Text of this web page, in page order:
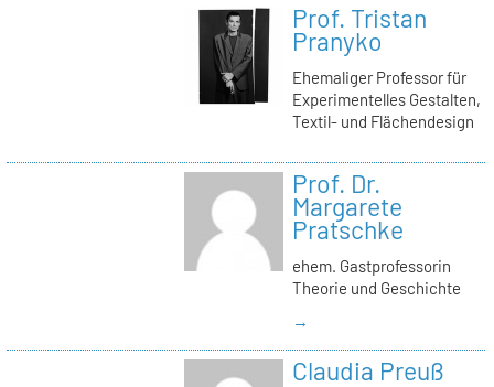
Prof. Tristan
Pranyko
Ehemaliger Professor für
Experimentelles Gestalten,
Textil- und Flächendesign
Prof. Dr.
Margarete
Pratschke
ehem. Gastprofessorin
Theorie und Geschichte
→
Claudia Preuß